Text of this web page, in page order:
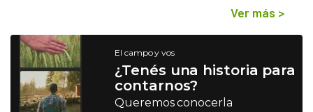
Ver más >
El campo y vos
¿Tenés una historia para
contarnos?
Queremos conocerla